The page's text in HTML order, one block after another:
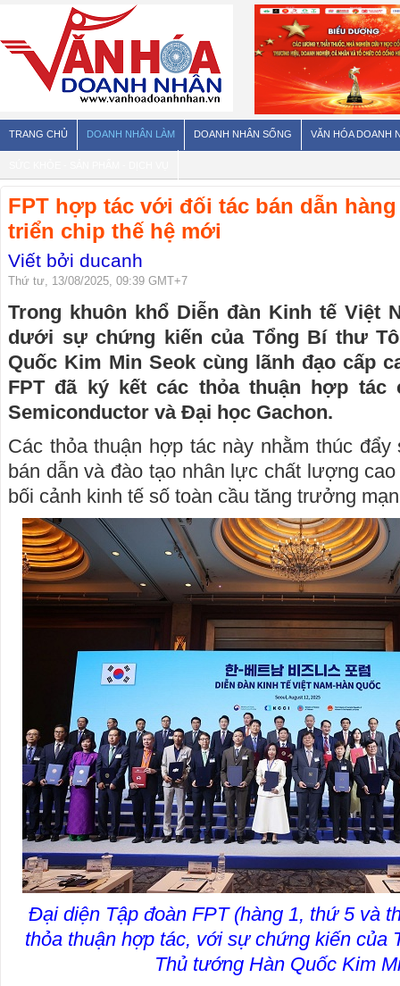
TRANG CHỦ DOANH NHÂN LÀM DOANH NHÂN SỐNG VĂN HÓA DOANH
FPT hợp tác với đối tác bán dẫn
triển chip thế hệ mới
Viết bởi ducanh
Thứ tư, 13/08/2025, 09:39 GMT+7
Trong khuôn khổ Diễn đàn Kinh tế Việt
dưới sự chứng kiến của Tổng Bí thư
Quốc Kim Min Seok cùng lãnh đạo cấp
FPT đã ký kết các thỏa thuận hợp
Semiconductor và Đại học Gachon.
Các thỏa thuận hợp tác này nhằm thúc
bán dẫn và đào tạo nhân lực chất lượng
bối cảnh kinh tế số toàn cầu tăng trưởng
Đại diện Tập đoàn FPT (hàng 1, thứ 5 và
thỏa thuận hợp tác, với sự chứng kiến của
Thủ tướng Hàn Quốc Kim